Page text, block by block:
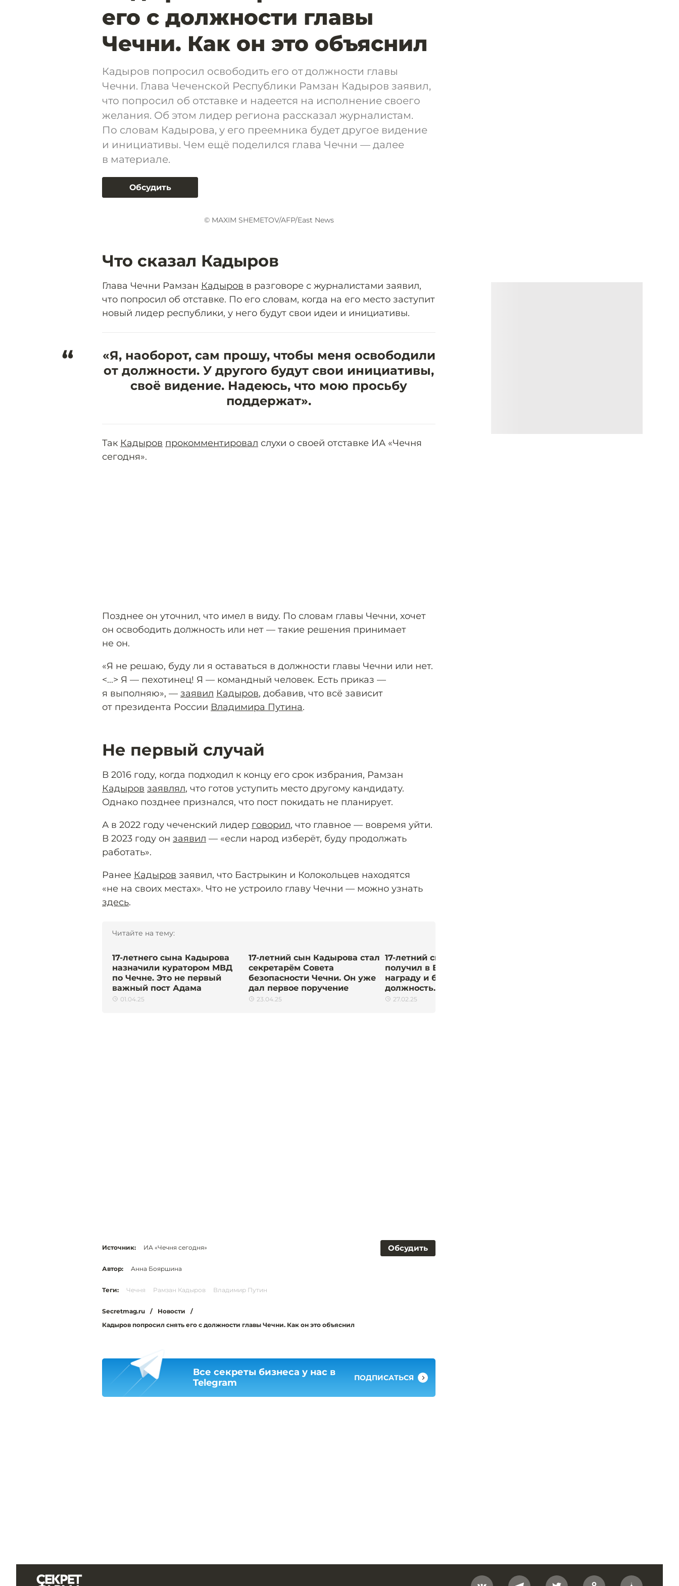
его с должности главы
Чечни. Как он это объяснил
Кадыров попросил освободить его от должности главы
Чечни. Глава Чеченской Республики Рамзан Кадыров заявил,
что попросил об отставке и надеется на исполнение своего
желания. Об этом лидер региона рассказал журналистам.
По словам Кадырова, у его преемника будет другое видение
и инициативы. Чем ещё поделился глава Чечни — далее
в материале.
Обсудить
© MAXIM SHEMETOV/AFP/East News
Что сказал Кадыров
Глава Чечни Рамзан Кадыров в разговоре с журналистами заявил,
что попросил об отставке. По его словам, когда на его место заступит
новый лидер республики, у него будут свои идеи и инициативы.
“
«Я, наоборот, сам прошу, чтобы меня освободили
от должности. У другого будут свои инициативы,
своё видение. Надеюсь, что мою просьбу
поддержат».
Так Кадыров прокомментировал слухи о своей отставке ИА «Чечня
сегодня».
Позднее он уточнил, что имел в виду. По словам главы Чечни, хочет
он освободить должность или нет — такие решения принимает
не он.
«Я не решаю, буду ли я оставаться в должности главы Чечни или нет.
<...> Я — пехотинец! Я — командный человек. Есть приказ —
я выполняю», — заявил Кадыров, добавив, что всё зависит
от президента России Владимира Путина.
Не первый случай
В 2016 году, когда подходил к концу его срок избрания, Рамзан
Кадыров заявлял, что готов уступить место другому кандидату.
Однако позднее признался, что пост покидать не планирует.
А в 2022 году чеченский лидер говорил, что главное — вовремя уйти.
В 2023 году он заявил — «если народ изберёт, буду продолжать
работать».
Ранее Кадыров заявил, что Бастрыкин и Колокольцев находятся
«не на своих местах». Что не устроило главу Чечни — можно узнать
здесь.
Читайте на тему:
17-летнего сына Кадырова
назначили куратором МВД
по Чечне. Это не первый
важный пост Адама
01.04.25
17-летний сын Кадырова стал
секретарём Совета
безопасности Чечни. Он уже
дал первое поручение
23.04.25
17-летний сын Кадырова
получил в Египте новую
награду и бессрочную
должность. Что известно
27.02.25
Обсудить
Источник: ИА «Чечня сегодня»
Автор: Анна Бояршина
Теги: Чечня Рамзан Кадыров Владимир Путин
Secretmag.ru / Новости
/
Кадыров попросил снять его с должности главы Чечни. Как он это объяснил
Все секреты бизнеса у нас в
Telegram
ПОДПИСАТЬСЯ